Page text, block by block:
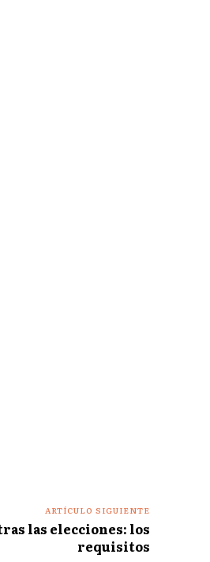
ARTÍCULO SIGUIENTE
las elecciones: los
requisitos